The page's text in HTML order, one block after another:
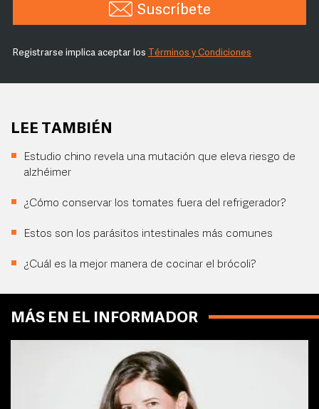
Suscríbete
Registrarse implica aceptar los Términos y Condiciones
LEE TAMBIÉN
Estudio chino revela una mutación que eleva riesgo de
alzhéimer
¿Cómo conservar los tomates fuera del refrigerador?
Estos son los parásitos intestinales más comunes
¿Cuál es la mejor manera de cocinar el brócoli?
MÁS EN EL INFORMADOR